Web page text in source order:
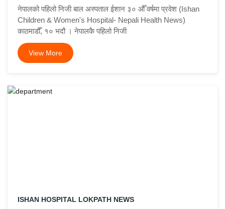
नेपालको पहिलो निजी बाल अस्पताल ईशान ३० औँ वर्षमा प्रवेश (Ishan
Children & Women's Hospital- Nepali Health News)
काठमाडौँ, १० भदौ । नेपालकै पहिलो निजी
View More
ISHAN HOSPITAL LOKPATH NEWS